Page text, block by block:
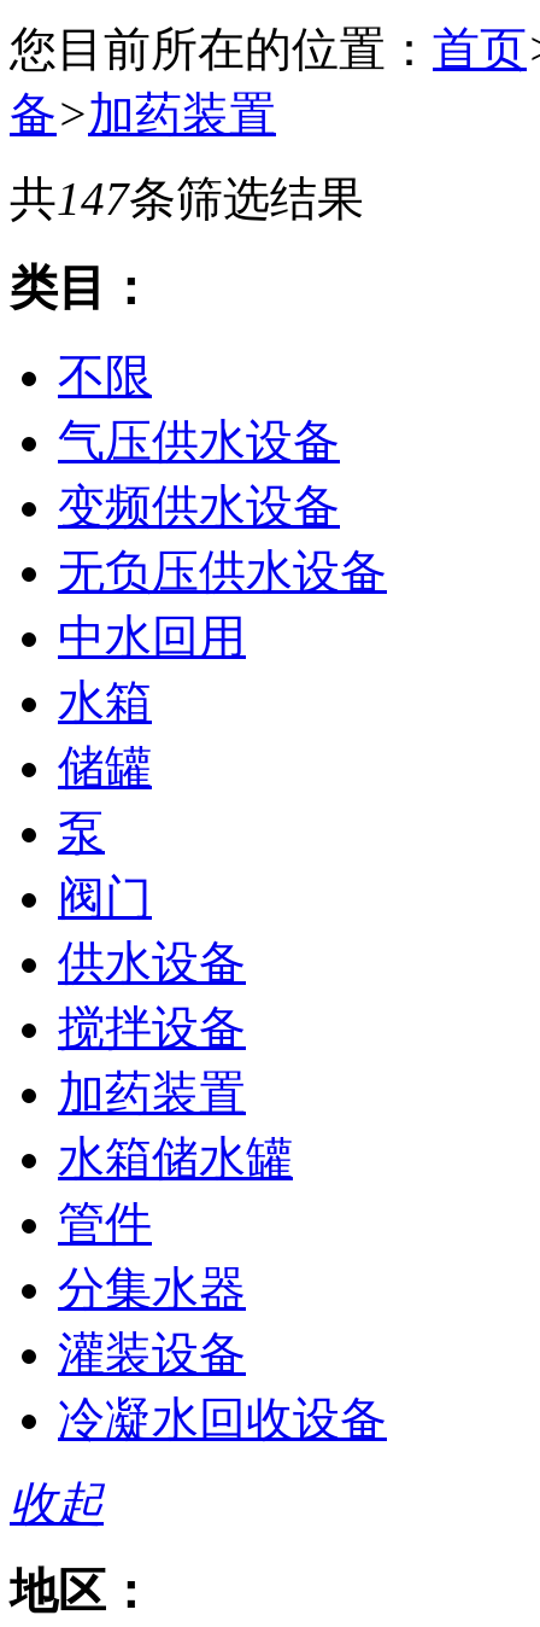
您目前所在的位置： 首页
备>加药装置
共147条筛选结果
类目：
不限
气压供水设备
变频供水设备
无负压供水设备
中水回用
水箱
储罐
泵
阀门
供水设备
搅拌设备
加药装置
水箱储水罐
管件
分集水器
灌装设备
冷凝水回收设备
收起
地区：